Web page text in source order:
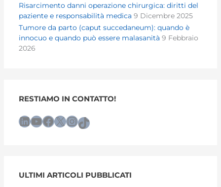
Risarcimento danni operazione chirurgica: diritti del
paziente e responsabilità medica 9 Dicembre 2025
Tumore da parto (caput succedaneum): quando è
innocuo e quando può essere malasanità 9 Febbraio
2026
RESTIAMO IN CONTATTO!
LinkedIn YouTube Facebook X InstagramTikTok
ULTIMI ARTICOLI PUBBLICATI